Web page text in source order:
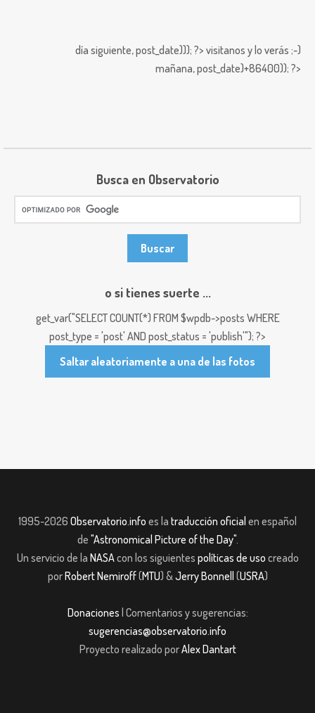
día siguiente,post_date))); ?> visitanos y lo verás ;-)
mañana,post_date)+86400)); ?>
Busca en Observatorio
o si tienes suerte ...
get_var("SELECT COUNT(*) FROM $wpdb->posts WHERE
post_type = 'post' AND post_status = 'publish'"); ?>
Saltar aleatoriamente a una de las fotos
1995-2026 Observatorio.info es la traducción oficial en español
de "Astronomical Picture of the Day".
Un servicio de la NASAcon los siguientes políticas de uso creado
porRobert Nemiroff(MTU) &Jerry Bonnell (USRA)
Donaciones | Comentarios y sugerencias:
sugerencias@observatorio.info
Proyecto realizado porAlex Dantart